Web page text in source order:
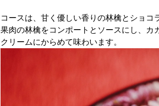
コースは、甘く優しい香りの林檎とショ
果肉の林檎をコンポートとソースにし、カ
クリームにからめて味わいます。